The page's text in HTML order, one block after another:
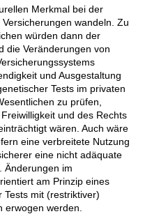
Merkmal bei der
wandeln. Zu
würden dann der
die Veränderungen von
und Ausgestaltung
Tests im privaten
zu prüfen,
und des Rechts
wären. Auch wäre
eine verbreitete Nutzung
eine nicht adäquate
Änderungen im
am Prinzip eines
Tests mit (restriktiver)
erwogen werden.